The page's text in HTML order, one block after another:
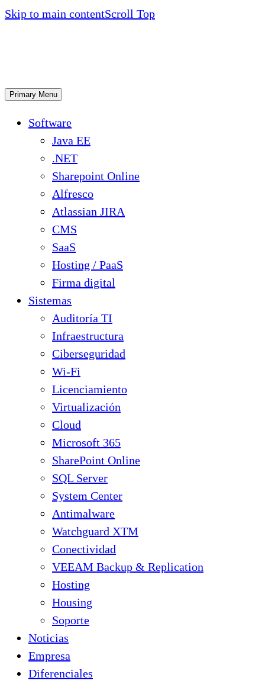
Skip to main contentScroll Top
Primary Menu
Software
Java EE
.NET
Sharepoint Online
Alfresco
Atlassian JIRA
CMS
SaaS
Hosting / PaaS
Firma digital
Sistemas
Auditoría TI
Infraestructura
Ciberseguridad
Wi-Fi
Licenciamiento
Virtualización
Cloud
Microsoft 365
SharePoint Online
SQL Server
System Center
Antimalware
Watchguard XTM
Conectividad
VEEAM Backup & Replication
Hosting
Housing
Soporte
Noticias
Empresa
Diferenciales